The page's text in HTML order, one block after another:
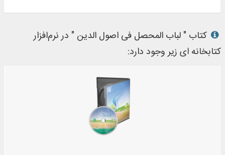
کتاب " لباب المحصل فی اصول الدین " در نرم‌افزار
کتابخانه ای زیر وجود دارد: